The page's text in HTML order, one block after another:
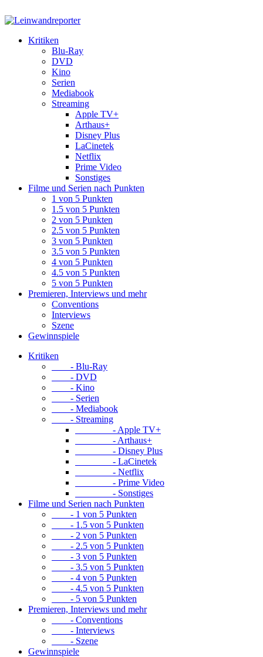
Kritiken
Blu-Ray
DVD
Kino
Serien
Mediabook
Streaming
Apple TV+
Arthaus+
Disney Plus
LaCinetek
Netflix
Prime Video
Sonstiges
Filme und Serien nach Punkten
1 von 5 Punkten
1.5 von 5 Punkten
2 von 5 Punkten
2.5 von 5 Punkten
3 von 5 Punkten
3.5 von 5 Punkten
4 von 5 Punkten
4.5 von 5 Punkten
5 von 5 Punkten
Premieren, Interviews und mehr
Conventions
Interviews
Szene
Gewinnspiele
Kritiken
- Blu-Ray
- DVD
- Kino
- Serien
- Mediabook
- Streaming
- Apple TV+
- Arthaus+
- Disney Plus
- LaCinetek
- Netflix
- Prime Video
- Sonstiges
Filme und Serien nach Punkten
- 1 von 5 Punkten
- 1.5 von 5 Punkten
- 2 von 5 Punkten
- 2.5 von 5 Punkten
- 3 von 5 Punkten
- 3.5 von 5 Punkten
- 4 von 5 Punkten
- 4.5 von 5 Punkten
- 5 von 5 Punkten
Premieren, Interviews und mehr
- Conventions
- Interviews
- Szene
Gewinnspiele